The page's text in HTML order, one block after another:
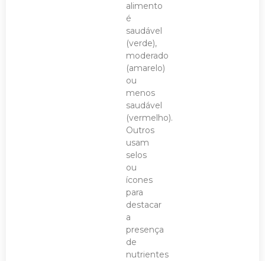
alimento
é
saudável
(verde),
moderado
(amarelo)
ou
menos
saudável
(vermelho).
Outros
usam
selos
ou
ícones
para
destacar
a
presença
de
nutrientes